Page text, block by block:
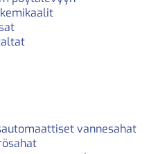
vannesahat